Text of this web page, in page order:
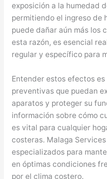
exposición a la humedad
permitiendo el ingreso de
puede dañar aún más los
esta razón, es esencial
regular y específico para
Entender estos efectos
preventivas que puedan
aparatos y proteger su
información sobre cómo
es vital para cualquier
costeras. Malaga
especializados para
en óptimas condiciones
por el clima costero.